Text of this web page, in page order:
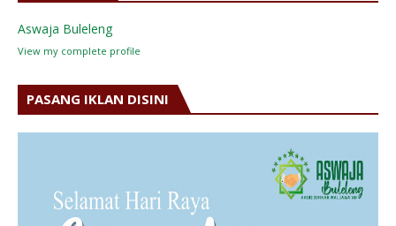
Aswaja Buleleng
View my complete profile
PASANG IKLAN DISINI